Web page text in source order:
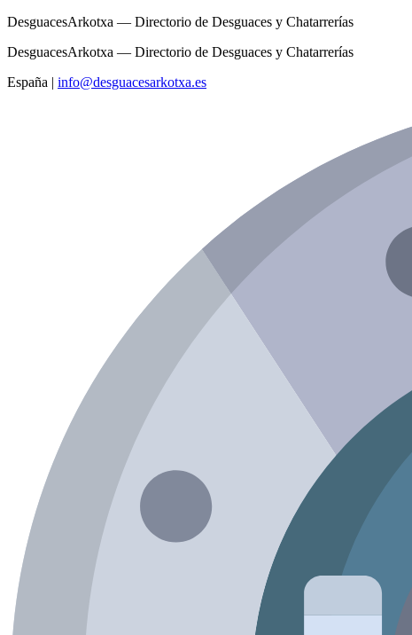
DesguacesArkotxa — Directorio de Desguaces y Chatarrerías
DesguacesArkotxa — Directorio de Desguaces y Chatarrerías
España | info@desguacesarkotxa.es